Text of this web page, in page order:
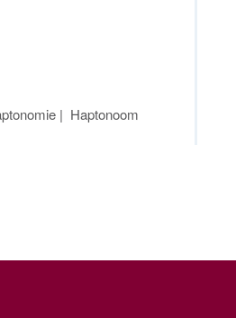
| Haptonoom